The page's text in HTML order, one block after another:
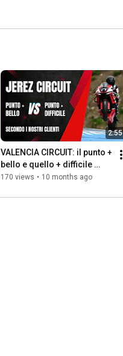
2:55
VALENCIA CIRCUIT: il punto +
bello e quello + difficile
secondo chi l'ha provato!
170 views • 10 months ago